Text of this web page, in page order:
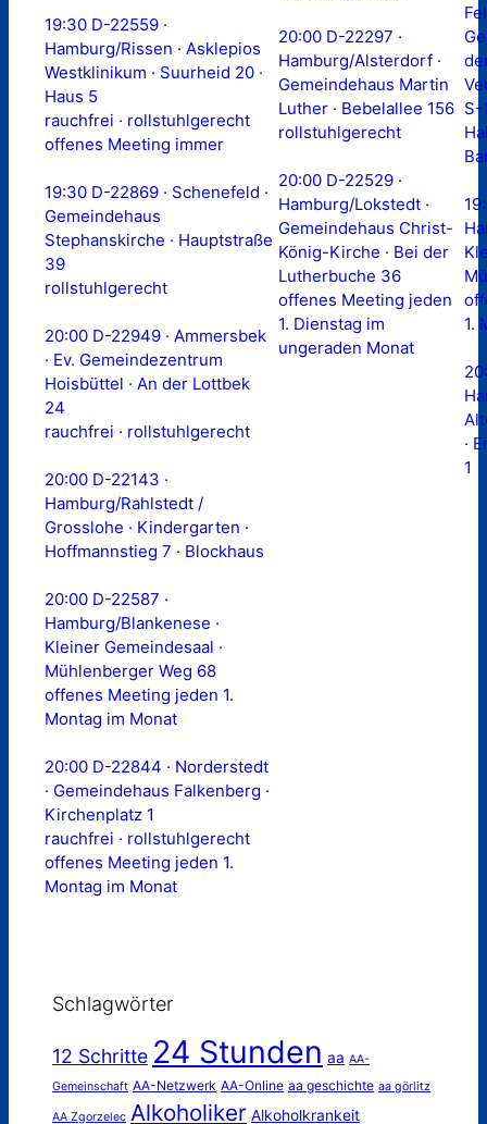
19:30 D-22559 ·
Hamburg/Rissen · Asklepios
Westklinikum · Suurheid 20 ·
Haus 5
rauchfrei · rollstuhlgerecht
offenes Meeting immer
19:30 D-22869 · Schenefeld ·
Gemeindehaus
Stephanskirche · Hauptstraße
39
rollstuhlgerecht
20:00 D-22949 · Ammersbek
· Ev. Gemeindezentrum
Hoisbüttel · An der Lottbek
24
rauchfrei · rollstuhlgerecht
20:00 D-22143 ·
Hamburg/Rahlstedt /
Grosslohe · Kindergarten ·
Hoffmannstieg 7 · Blockhaus
20:00 D-22587 ·
Hamburg/Blankenese ·
Kleiner Gemeindesaal ·
Mühlenberger Weg 68
offenes Meeting jeden 1.
Montag im Monat
20:00 D-22844 · Norderstedt
· Gemeindehaus Falkenberg ·
Kirchenplatz 1
rauchfrei · rollstuhlgerecht
offenes Meeting jeden 1.
Montag im Monat
20:00 D-22297 ·
Hamburg/Alsterdorf ·
Gemeindehaus Martin
Luther · Bebelallee 156
rollstuhlgerecht
20:00 D-22529 ·
Hamburg/Lokstedt ·
Gemeindehaus Christ-
König-Kirche · Bei der
Lutherbuche 36
offenes Meeting jeden
1. Dienstag im
ungeraden Monat
S-
1.
·
1
Schlagwörter
12 Schritte 24 Stunden aa AA-
Gemeinschaft AA-Netzwerk AA-Online aa geschichte aa görlitz
AA Zgorzelec Alkoholiker Alkoholkrankeit